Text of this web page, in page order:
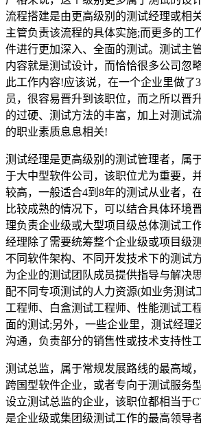
流程搭建是由更高级别的测试经理或相
主管负责该流程的具体实施;而更多的工
件进行更加深入、全面的测试。测试主
内容就是测试设计，而恰恰很多公司忽
此工作内容!应该说，在一个企业里做了
员，很容易晋升到该职位，而之所以晋
的过硬、测试方法的丰富，加上对测试
的职业素质息息相关!
测试经理是更高级别的测试管理者，属
于大中型软件公司，该职位尤为重要，
较高，一般适合4到8年的测试从业者，
比较成熟的情况下，可以结合具体环境
理负责企业级或大型项目级总体测试工
经理除了需要统筹整个企业级或项目级
不同软件架构、不同开发技术下的测试
为企业的测试团队成员提供指导与解决
配不同专项测试的人力资源(如业务测试
工程师、白盒测试工程师、性能测试工
面的测试;另外，一些企业里，测试经理
沟通，负责部分的销售性或技术支持性工
测试总监，属于常规发展路线的最高域
跨国型软件企业，或者专向于测试服务
设立测试总监的企业，该职位都相当于
是企业级或集团级测试工作的最高领导